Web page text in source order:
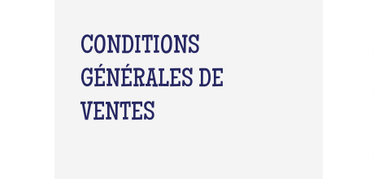
CONDITIONS
GÉNÉRALES DE
VENTES